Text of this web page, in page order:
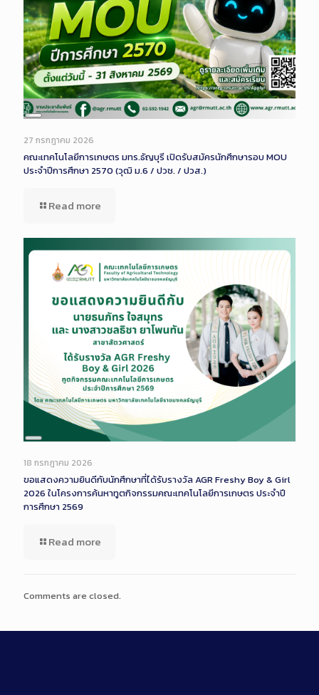
Long
Description
27 กรกฎาคม 2026
คณะเทคโนโลยีการเกษตร มทร.ธัญบุรี เปิดรับสมัครนักศึกษารอบ MOU
ประจำปีการศึกษา 2570 (วุฒิ ม.6 / ปวช. / ปวส.)
Read more
Long
Description
18 กรกฎาคม 2026
ขอแสดงความยินดีกับนักศึกษาที่ได้รับรางวัล AGR Freshy Boy & Girl
2026 ในโครงการค้นหาทูตกิจกรรมคณะเทคโนโลยีการเกษตร ประจำปี
การศึกษา 2569
Read more
Comments are closed.